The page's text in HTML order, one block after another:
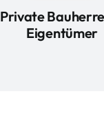
Private
Eigentümer